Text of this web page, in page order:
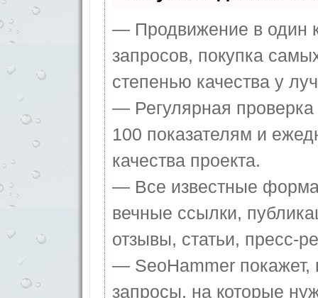
— Продвижение в один
запросов, покупка
степенью качества у
— Регулярная
100 показателям и
качества проекта.
— Все известные
вечные ссылки,
отзывы, статьи, пресс-
— SeoHammer покажет,
запросы, на которые